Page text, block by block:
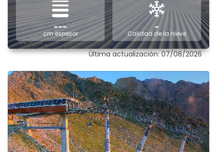
---
cm espesor
-
Calidad de la nieve
Última actualización: 07/08/2026